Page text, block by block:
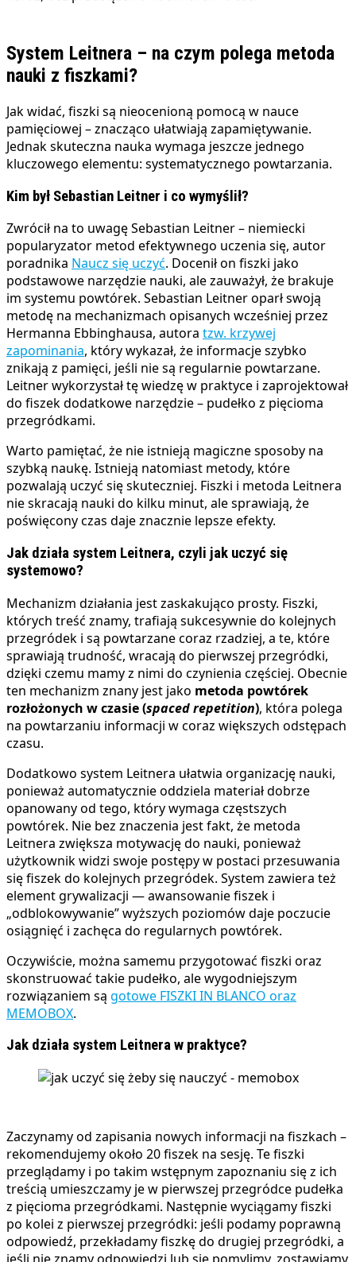
System Leitnera – na czym polega metoda
nauki z fiszkami?
Jak widać, fiszki są nieocenioną pomocą w nauce
pamięciowej – znacząco ułatwiają zapamiętywanie.
Jednak skuteczna nauka wymaga jeszcze jednego
kluczowego elementu: systematycznego powtarzania.
Kim był Sebastian Leitner i co wymyślił?
Zwrócił na to uwagę Sebastian Leitner – niemiecki
popularyzator metod efektywnego uczenia się, autor
poradnika Naucz się uczyć. Docenił on fiszki jako
podstawowe narzędzie nauki, ale zauważył, że brakuje
im systemu powtórek. Sebastian Leitner oparł swoją
metodę na mechanizmach opisanych wcześniej przez
Hermanna Ebbinghausa, autora tzw. krzywej
zapominania, który wykazał, że informacje szybko
znikają z pamięci, jeśli nie są regularnie powtarzane.
Leitner wykorzystał tę wiedzę w praktyce i zaprojektował
do fiszek dodatkowe narzędzie – pudełko z pięcioma
przegródkami.
Warto pamiętać, że nie istnieją magiczne sposoby na
szybką naukę. Istnieją natomiast metody, które
pozwalają uczyć się skuteczniej. Fiszki i metoda Leitnera
nie skracają nauki do kilku minut, ale sprawiają, że
poświęcony czas daje znacznie lepsze efekty.
Jak działa system Leitnera, czyli jak uczyć się
systemowo?
Mechanizm działania jest zaskakująco prosty. Fiszki,
których treść znamy, trafiają sukcesywnie do kolejnych
przegródek i są powtarzane coraz rzadziej, a te, które
sprawiają trudność, wracają do pierwszej przegródki,
dzięki czemu mamy z nimi do czynienia częściej. Obecnie
ten mechanizm znany jest jako metoda powtórek
rozłożonych w czasie (spaced repetition), która polega
na powtarzaniu informacji w coraz większych odstępach
czasu.
Dodatkowo system Leitnera ułatwia organizację nauki,
ponieważ automatycznie oddziela materiał dobrze
opanowany od tego, który wymaga częstszych
powtórek. Nie bez znaczenia jest fakt, że metoda
Leitnera zwiększa motywację do nauki, ponieważ
użytkownik widzi swoje postępy w postaci przesuwania
się fiszek do kolejnych przegródek. System zawiera też
element grywalizacji — awansowanie fiszek i
„odblokowywanie” wyższych poziomów daje poczucie
osiągnięć i zachęca do regularnych powtórek.
Oczywiście, można samemu przygotować fiszki oraz
skonstruować takie pudełko, ale wygodniejszym
rozwiązaniem są gotowe FISZKI IN BLANCO oraz
MEMOBOX.
Jak działa system Leitnera w praktyce?
Zaczynamy od zapisania nowych informacji na fiszkach –
rekomendujemy około 20 fiszek na sesję. Te fiszki
przeglądamy i po takim wstępnym zapoznaniu się z ich
treścią umieszczamy je w pierwszej przegródce pudełka
z pięcioma przegródkami. Następnie wyciągamy fiszki
po kolei z pierwszej przegródki: jeśli podamy poprawną
odpowiedź, przekładamy fiszkę do drugiej przegródki, a